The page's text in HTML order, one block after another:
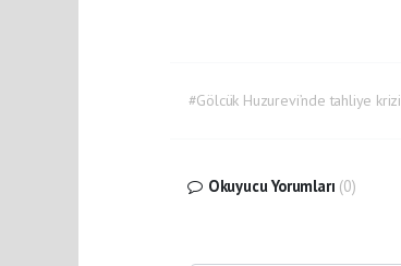
#Gölcük Huzurevi’nde tahliye krizi
Okuyucu Yorumları (0)